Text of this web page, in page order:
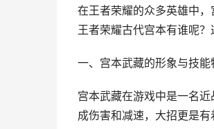
在王者荣耀的众多英雄中
王者荣耀古代宫本有谁呢？
一、宫本武藏的形象与技能
宫本武藏在游戏中是一名
成伤害和减速，大招更是